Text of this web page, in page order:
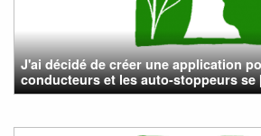
J'ai décidé de créer une application
conducteurs et les auto-stoppeurs se